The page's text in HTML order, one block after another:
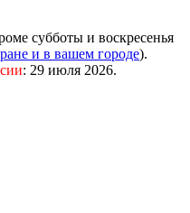
субботы и воскресенья
и в вашем городе).
: 29 июля 2026.